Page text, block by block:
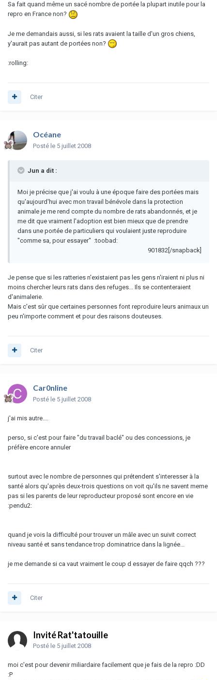
Sa fait quand même un sacé nombre de portée la plupart inutile pour la
repro en France non?
Je me demandais aussi, si les rats avaient la taille d'un gros chiens,
y'aurait pas autant de portées non?
:rolling:
Citer
Océane
Posté le 5 juillet 2008
Jun a dit :
Moi je précise que j'ai voulu à une époque faire des portées mais
qu'aujourd'hui avec mon travail bénévole dans la protection
animale je me rend compte du nombre de rats abandonnés, et je
me dit que vraiment l'adoption est bien mieux que de prendre
dans une portée de particuliers qui voulaient juste reproduire
"comme sa, pour essayer" :toobad:
901832[/snapback]
Je pense que si les ratteries n'existaient pas les gens n'iraient ni plus ni
moins chercher leurs rats dans des refuges... Ils se contenteraient
d'animalerie.
Mais c'est sûr que certaines personnes font reproduire leurs animaux un
peu n'importe comment et pour des raisons douteuses.
Citer
Car0nline
Posté le 5 juillet 2008
j'ai mis autre....
perso, si c'est pour faire "du travail baclé" ou des concessions, je
préfère encore annuler
surtout avec le nombre de personnes qui prétendent s'interesser à la
santé alors qu'après deux-trois questions on voit qu'ils ne savent meme
pas si les parents de leur reproducteur proposé sont encore en vie
:pendu2:
quand je vois la difficulté pour trouver un mâle avec un suivit correct
niveau santé et sans tendance trop dominatrice dans la lignée...
je me demande si ca vaut vraiment le coup d essayer de faire qqch ???
Citer
Invité Rat'tatouille
Posté le 5 juillet 2008
moi c'est pour devenir miliardaire facilement que je fais de la repro :DD
:P